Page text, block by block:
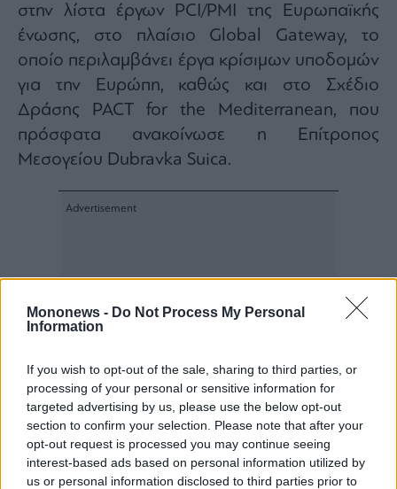
Mononews - Do Not Process My Personal
Information
If you wish to opt-out of the sale, sharing to third parties, or
processing of your personal or sensitive information for
targeted advertising by us, please use the below opt-out
section to confirm your selection. Please note that after your
opt-out request is processed you may continue seeing
interest-based ads based on personal information utilized by
us or personal information disclosed to third parties prior to
στην λίστα έργων PCI/PMI της Ευρωπαϊκής
ένωσης, στο πλαίσιο Global Gateway, το
οποίο περιλαμβάνει έργα κρίσιμων υποδομών
για την Ευρώπη, καθώς και στο Σχέδιο
Δράσης PACT for the Mediterranean, που
πρόσφατα ανακοίνωσε η Επίτροπος
Μεσογείου Dubravka Suica.